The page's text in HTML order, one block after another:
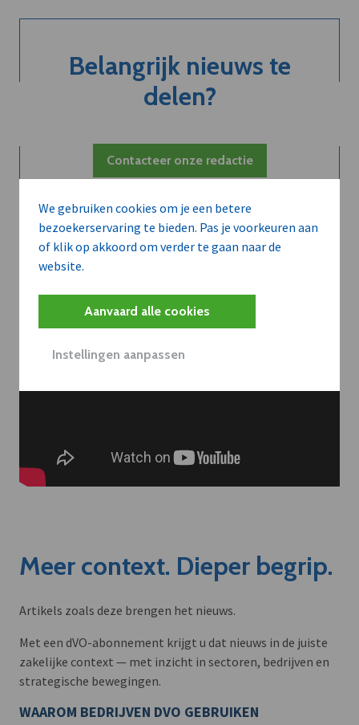
We gebruiken cookies om je een betere
bezoekerservaring te bieden. Pas je voorkeuren aan
of klik op akkoord om verder te gaan naar de
website.
Aanvaard alle cookies
Instellingen aanpassen
Belangrijk nieuws te
delen?
Contacteer onze redactie
Meer context. Dieper begrip.
Artikels zoals deze brengen het nieuws.
Met een dVO-abonnement krijgt u dat nieuws in de juiste
zakelijke context — met inzicht in sectoren, bedrijven en
strategische bewegingen.
WAAROM BEDRIJVEN DVO GEBRUIKEN